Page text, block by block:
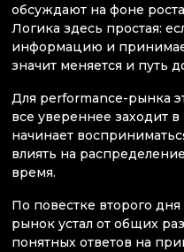
обсуждают на фоне роста
Логика здесь простая:
информацию и
значит меняется и путь
Для performance-рынка
все увереннее заходит
начинает
влиять на
время.
По повестке второго
рынок устал от общих
понятных ответов на